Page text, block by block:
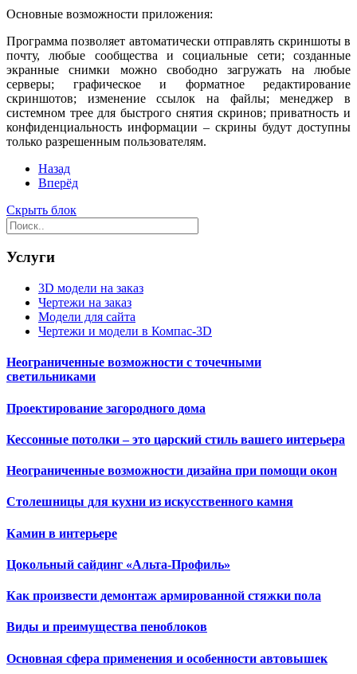
Основные возможности приложения:
Программа позволяет автоматически отправлять скриншоты в
почту, любые сообщества и социальные сети; созданные
экранные снимки можно свободно загружать на любые
серверы; графическое и форматное редактирование
скриншотов; изменение ссылок на файлы; менеджер в
системном трее для быстрого снятия скринов; приватность и
конфиденциальность информации – скрины будут доступны
только разрешенным пользователям.
Назад
Вперёд
Скрыть блок
Услуги
3D модели на заказ
Чертежи на заказ
Модели для сайта
Чертежи и модели в Компас-3D
Неограниченные возможности с точечными
светильниками
Проектирование загородного дома
Кессонные потолки – это царский стиль вашего интерьера
Неограниченные возможности дизайна при помощи окон
Столешницы для кухни из искусственного камня
Камин в интерьере
Цокольный сайдинг «Альта-Профиль»
Как произвести демонтаж армированной стяжки пола
Виды и преимущества пеноблоков
Основная сфера применения и особенности автовышек